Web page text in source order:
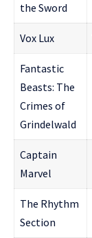
the Sword
Vox Lux
Fantastic
Beasts: The
Crimes of
Grindelwald
Captain
Marvel
The Rhythm
Section